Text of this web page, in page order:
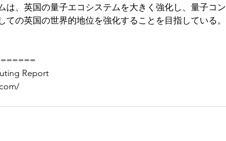
は、英国の量子エコシステムを大きく強化し、量子コン
ての英国の世界的地位を強化することを目指している。
Report